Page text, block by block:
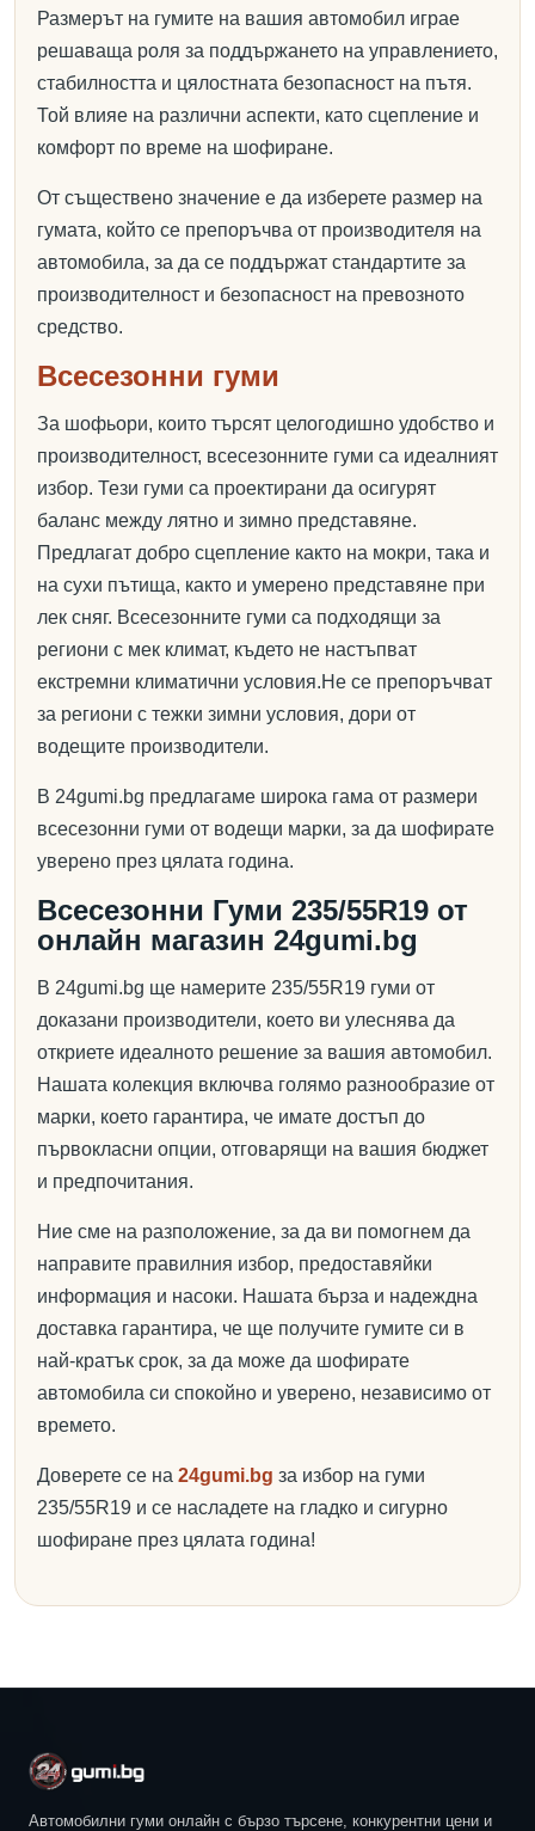
Размерът на гумите на вашия автомобил играе
решаваща роля за поддържането на управлението,
стабилността и цялостната безопасност на пътя.
Той влияе на различни аспекти, като сцепление и
комфорт по време на шофиране.
От съществено значение е да изберете размер на
гумата, който се препоръчва от производителя на
автомобила, за да се поддържат стандартите за
производителност и безопасност на превозното
средство.
Всесезонни гуми
За шофьори, които търсят целогодишно удобство и
производителност, всесезонните гуми са идеалният
избор. Тези гуми са проектирани да осигурят
баланс между лятно и зимно представяне.
Предлагат добро сцепление както на мокри, така и
на сухи пътища, както и умерено представяне при
лек сняг. Всесезонните гуми са подходящи за
региони с мек климат, където не настъпват
екстремни климатични условия.Не се препоръчват
за региони с тежки зимни условия, дори от
водещите производители.
В 24gumi.bg предлагаме широка гама от размери
всесезонни гуми от водещи марки, за да шофирате
уверено през цялата година.
Всесезонни Гуми 235/55R19 от
онлайн магазин 24gumi.bg
В 24gumi.bg ще намерите 235/55R19 гуми от
доказани производители, което ви улеснява да
откриете идеалното решение за вашия автомобил.
Нашата колекция включва голямо разнообразие от
марки, което гарантира, че имате достъп до
първокласни опции, отговарящи на вашия бюджет
и предпочитания.
Ние сме на разположение, за да ви помогнем да
направите правилния избор, предоставяйки
информация и насоки. Нашата бърза и надеждна
доставка гарантира, че ще получите гумите си в
най-кратък срок, за да може да шофирате
автомобила си спокойно и уверено, независимо от
времето.
Доверете се на 24gumi.bg за избор на гуми
235/55R19 и се насладете на гладко и сигурно
шофиране през цялата година!
Автомобилни гуми онлайн с бързо търсене, конкурентни цени и